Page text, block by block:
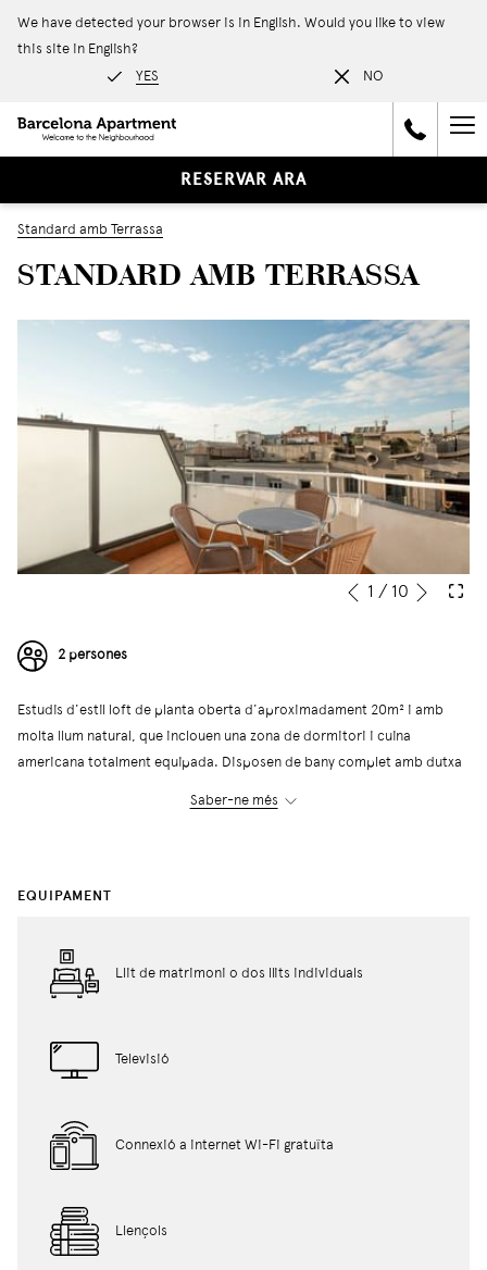
We have detected your browser is in English. Would you like to view
this site in English?
YES NO
RESERVAR ARA
Standard amb Terrassa
STANDARD AMB TERRASSA
Slideshow
Clicking
Anterior
1 / 10
2 persones
Estudis d'estil loft de planta oberta d'aproximadament 20m² i amb
molta llum natural, que inclouen una zona de dormitori i cuina
americana totalment equipada. Disposen de bany complet amb dutxa
Saber-ne més
EQUIPAMENT
Llit de matrimoni o dos llits individuals
Televisió
Connexió a internet Wi-Fi gratuïta
Llençols